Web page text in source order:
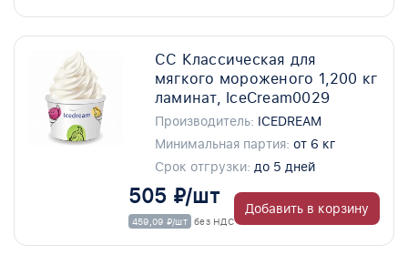
СС Классическая для
мягкого мороженого 1,200 кг
ламинат, IceCream0029
Производитель: ICEDREAM
Минимальная партия: от 6 кг
Срок отгрузки: до 5 дней
505 ₽/шт
459,09 ₽/шт без НДС
Добавить в корзину